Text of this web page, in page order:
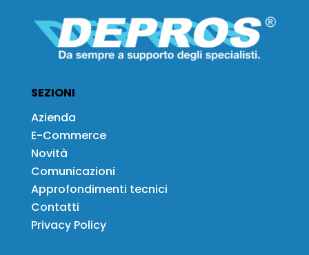
SEZIONI
Azienda
E-Commerce
Novità
Comunicazioni
Approfondimenti tecnici
Contatti
Privacy Policy